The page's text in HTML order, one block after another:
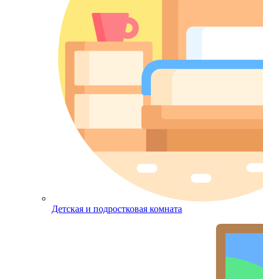
Детская и подростковая комната